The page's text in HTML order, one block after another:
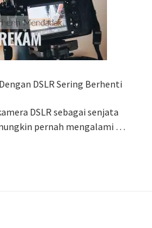
DSLR Sering Berhenti
DSLR sebagai senjata
pernah mengalami …